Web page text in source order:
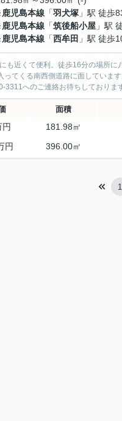
鹿児島本線 「羽犬塚 」駅 徒歩
鹿児島本線 「筑後船小屋 」駅
鹿児島本線 「西牟田 」駅 徒歩
も近くて便利。徒歩16分の場所
てくる南西側道路に面していま
へのご連絡お待ちしておりま
面積
181.98㎡
円 396.00㎡
1